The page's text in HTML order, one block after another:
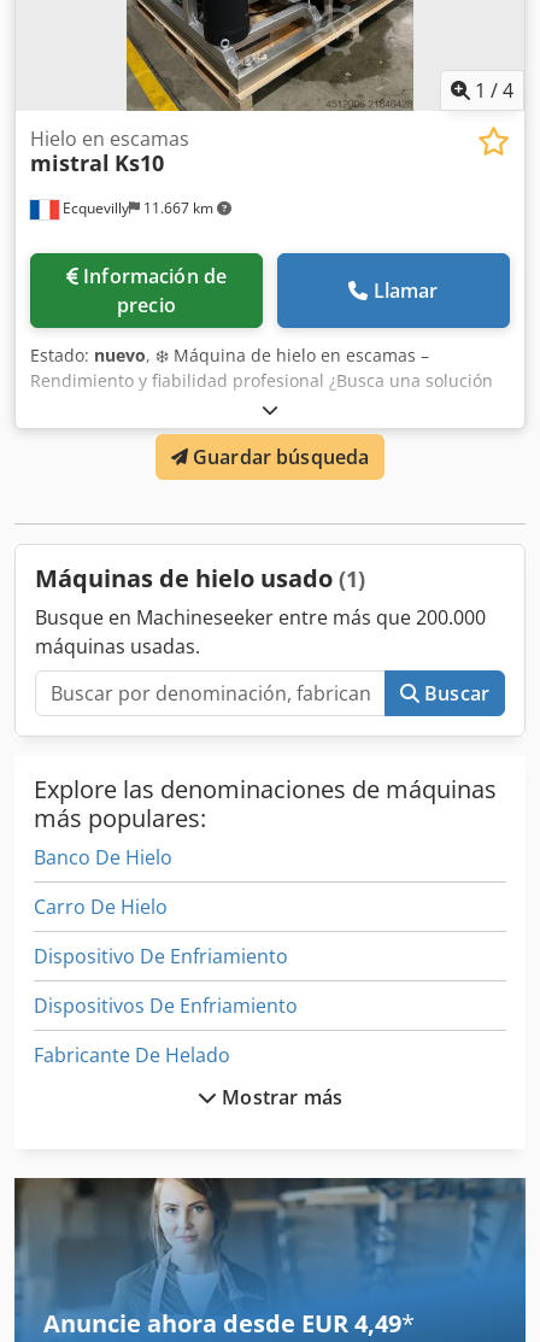
1 /4
Ecquevilly 11.667 km
Hielo en escamas
mistral Ks10
Información de
precio
Llamar
Estado: nuevo, ❄️ Máquina de hielo en escamas –
Rendimiento y fiabilidad profesional ¿Busca una solución
duradera y de alto rendimiento para su negocio? Nuestras
máquinas están diseñadas para responder a las
exigencias de los entornos más rigurosos: ✔️ Generador
100 % de acero inoxidable ✔️ Chasis completamente de
Ideal para pesca, industria alimentaria e industrial 👉
Inversión rentable y segura 📦 Disponibilidad inmediata
Dodjy I Ap Rspfx Acyjck
Guardar búsqueda
Máquinas de hielo usado (1)
Busque en Machineseeker entre más que 200.000
máquinas usadas.
Buscar
Explore las denominaciones de máquinas
más populares:
Banco De Hielo
Carro De Hielo
Dispositivo De Enfriamiento
Dispositivos De Enfriamiento
Fabricante De Helado
Industria De Congelador
Maquina De Herramienta
Maquina De Hielo
Maquina Para
Mostrar más
Anuncie ahora desde EUR 4,49*